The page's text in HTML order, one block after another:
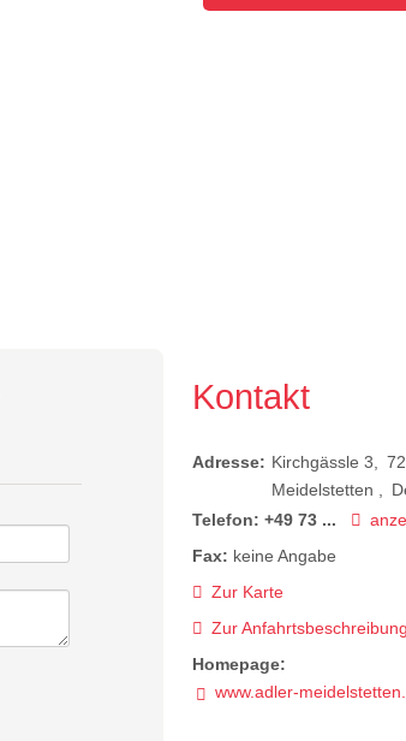
Kontakt
Adresse: Kirchgässle 3
Meidelstetten
Telefon: +49 73 ...
Fax: keine Angabe
Zur Karte
Zur Anfahrtsbeschreibung
Homepage:
www.adler-